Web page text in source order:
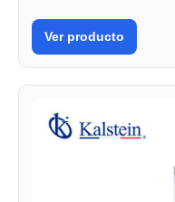
Ver producto